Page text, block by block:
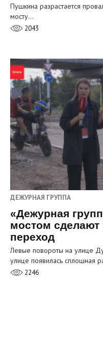
Пушкина разрастается
мосту…
2043
ДЕЖУРНАЯ ГРУППА
«Дежурная
мостом
переход
Левые повороты на улице
улице появилась сплошная
2246